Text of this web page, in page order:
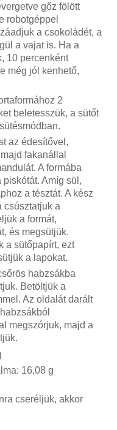
getve gőz fölött
robotgéppel
a csokoládét, a
a vajat is. Ha a
, 10 percenként
még jól kenhető,
beletesszük, a sütőt
az édesítővel,
fakanállal
A formába
piskótát. Amíg sül,
a tésztát. A kész
csúsztatjuk a
a formát,
, és megsütjük.
a sütőpapírt, ezt
a lapokat.
habzsákba
. Betöltjük a
. Az oldalát darált
megszórjuk, majd a
16,08 g
cseréljük, akkor